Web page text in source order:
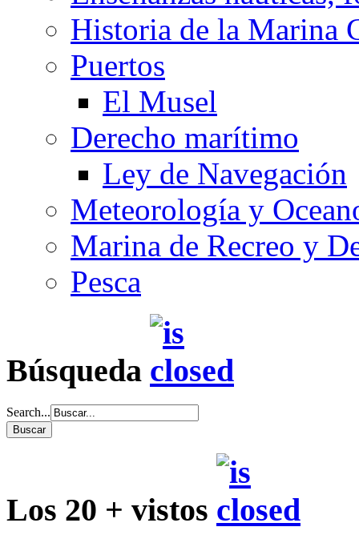
Historia de la Marina
Puertos
El Musel
Derecho marítimo
Ley de Navegación
Meteorología y
Marina de Recreo y
Pesca
Búsqueda
Search...
Los 20 + vistos